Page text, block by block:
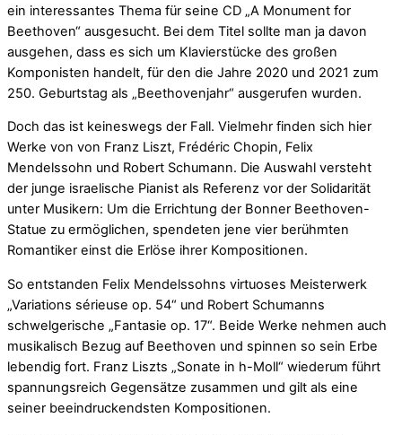
ein interessantes Thema für seine CD „A Monument for
Beethoven“ ausgesucht. Bei dem Titel sollte man ja davon
ausgehen, dass es sich um Klavierstücke des großen
Komponisten handelt, für den die Jahre 2020 und 2021 zum
250. Geburtstag als „Beethovenjahr“ ausgerufen wurden.
Doch das ist keineswegs der Fall. Vielmehr finden sich hier
Werke von von Franz Liszt, Frédéric Chopin, Felix
Mendelssohn und Robert Schumann. Die Auswahl versteht
der junge israelische Pianist als Referenz vor der Solidarität
unter Musikern: Um die Errichtung der Bonner Beethoven-
Statue zu ermöglichen, spendeten jene vier berühmten
Romantiker einst die Erlöse ihrer Kompositionen.
So entstanden Felix Mendelssohns virtuoses Meisterwerk
„Variations sérieuse op. 54“ und Robert Schumanns
schwelgerische „Fantasie op. 17“. Beide Werke nehmen auch
musikalisch Bezug auf Beethoven und spinnen so sein Erbe
lebendig fort. Franz Liszts „Sonate in h-Moll“ wiederum führt
spannungsreich Gegensätze zusammen und gilt als eine
seiner beeindruckendsten Kompositionen.